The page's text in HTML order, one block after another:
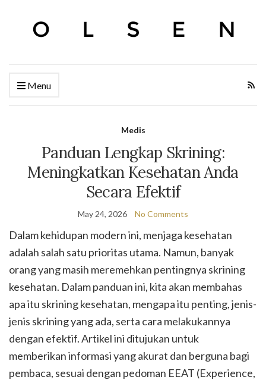
Menu
Medis
Panduan Lengkap Skrining:
Meningkatkan Kesehatan Anda
Secara Efektif
May 24, 2026 No Comments
Dalam kehidupan modern ini, menjaga kesehatan
adalah salah satu prioritas utama. Namun, banyak
orang yang masih meremehkan pentingnya skrining
kesehatan. Dalam panduan ini, kita akan membahas
apa itu skrining kesehatan, mengapa itu penting, jenis-
jenis skrining yang ada, serta cara melakukannya
dengan efektif. Artikel ini ditujukan untuk
memberikan informasi yang akurat dan berguna bagi
pembaca, sesuai dengan pedoman EEAT (Experience,